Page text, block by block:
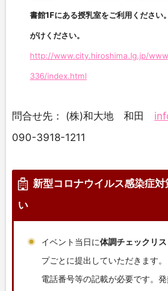
書館1Fにある授乳室をご利用ください
がけください。
http://www.city.hiroshima.lg.jp/
336/index.html
問合せ先： (株)和大地 和田
090-3918-1211
新型コロナウイルス感染症
い
イベント当日に体調チェックリス
プごとに提出していただきます
電話番号等の記載が必要です。